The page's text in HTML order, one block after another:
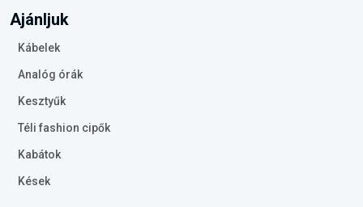
Ajánljuk
Kábelek
Analóg órák
Kesztyűk
Téli fashion cipők
Kabátok
Kések